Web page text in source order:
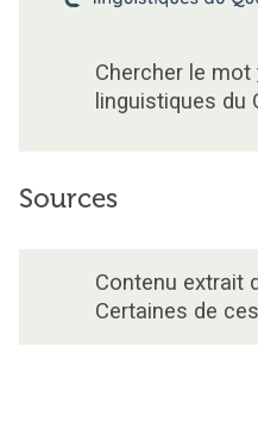
Chercher le mot
linguistiques du
Sources
Contenu extrait
Certaines de